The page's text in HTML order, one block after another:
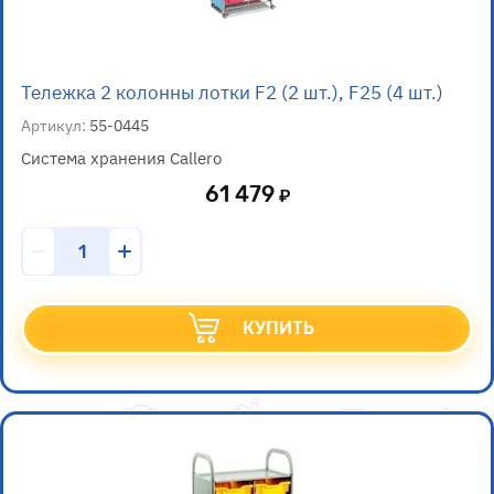
Тележка 2 колонны лотки F2 (2 шт.), F25 (4 шт.)
Артикул: 55-0445
Система хранения Callero
61 479
КУПИТЬ